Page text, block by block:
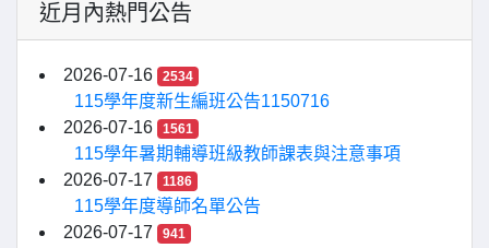
近月內熱門公告
2026-07-16 2534
115學年度新生編班公告1150716
2026-07-16
1561
115學年暑期輔導班級教師課表與注意事項
2026-07-17
1186
115學年度導師名單公告
2026-07-17
941